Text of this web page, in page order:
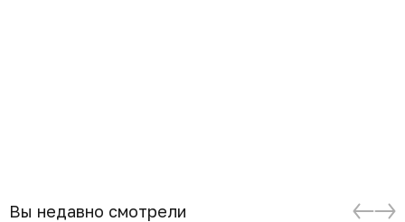
Вы недавно смотрели